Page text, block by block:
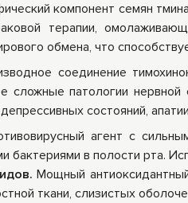
компонент семян
терапии,
обмена, что
соединение
сложные патологии
состояний,
агент с
бактериями в полости рта.
Мощный
ткани, слизистых